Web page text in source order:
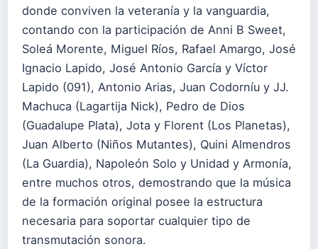
donde conviven la veteranía y la vanguardia,
contando con la participación de Anni B Sweet,
Soleá Morente, Miguel Ríos, Rafael Amargo, José
Ignacio Lapido, José Antonio García y Víctor
Lapido (091), Antonio Arias, Juan Codorníu y JJ.
Machuca (Lagartija Nick), Pedro de Dios
(Guadalupe Plata), Jota y Florent (Los Planetas),
Juan Alberto (Niños Mutantes), Quini Almendros
(La Guardia), Napoleón Solo y Unidad y Armonía,
entre muchos otros, demostrando que la música
de la formación original posee la estructura
necesaria para soportar cualquier tipo de
transmutación sonora.